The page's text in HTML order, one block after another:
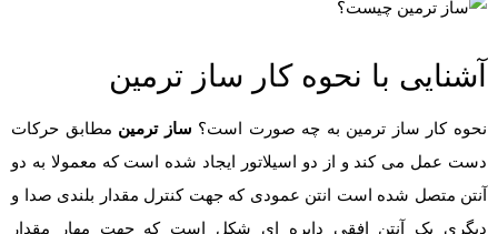
آشنایی با نحوه کار ساز ترمین
نحوه کار ساز ترمین به چه صورت است؟ ساز ترمین مطابق حرکات
دست عمل می کند و از دو اسیلاتور ایجاد شده است که معمولا به دو
آنتن متصل شده است انتن عمودی که جهت کنترل مقدار بلندی صدا و
دیگری یک آنتن افقی دایره ای شکل است که جهت مهار مقدار